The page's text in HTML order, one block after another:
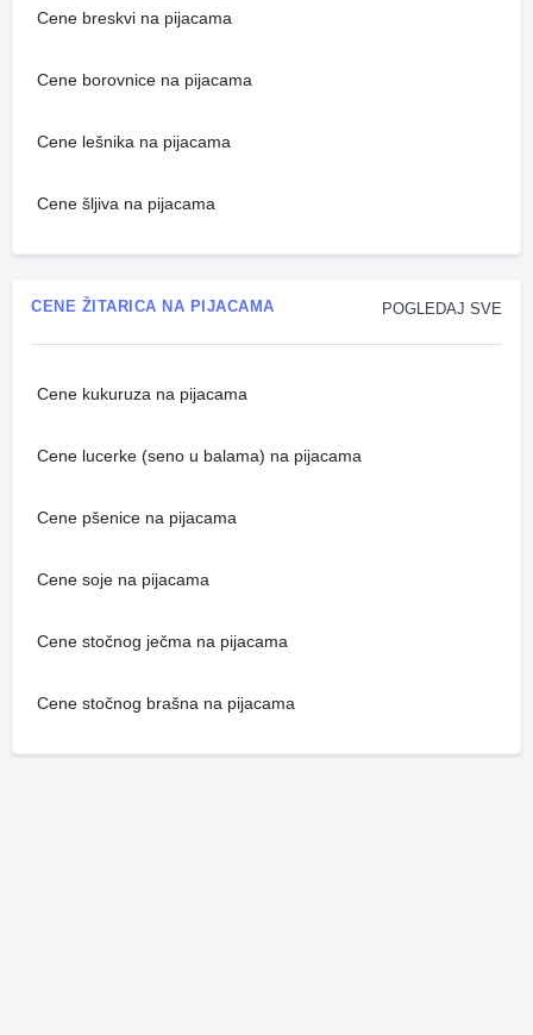
Cene breskvi na pijacama
Cene borovnice na pijacama
Cene lešnika na pijacama
Cene šljiva na pijacama
POGLEDAJ SVE
CENE ŽITARICA NA PIJACAMA
Cene kukuruza na pijacama
Cene lucerke (seno u balama) na pijacama
Cene pšenice na pijacama
Cene soje na pijacama
Cene stočnog ječma na pijacama
Cene stočnog brašna na pijacama